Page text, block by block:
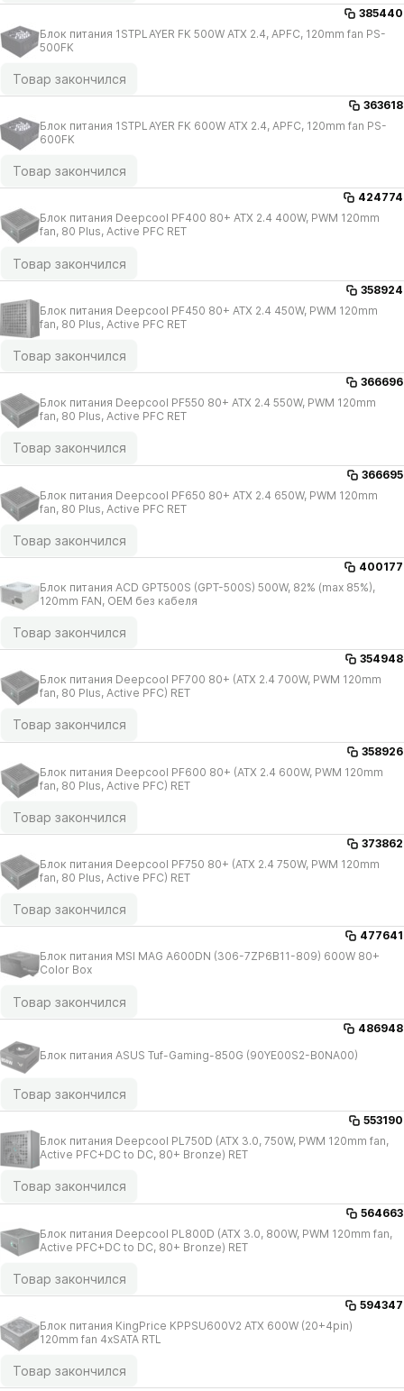
385440
Блок питания 1STPLAYER FK 500W ATX 2.4, APFC, 120mm fan PS-
500FK
Товар закончился
363618
Блок питания 1STPLAYER FK 600W ATX 2.4, APFC, 120mm fan PS-
600FK
Товар закончился
424774
Блок питания Deepcool PF400 80+ ATX 2.4 400W, PWM 120mm
fan, 80 Plus, Active PFC RET
Товар закончился
358924
Блок питания Deepcool PF450 80+ ATX 2.4 450W, PWM 120mm
fan, 80 Plus, Active PFC RET
Товар закончился
366696
Блок питания Deepcool PF550 80+ ATX 2.4 550W, PWM 120mm
fan, 80 Plus, Active PFC RET
Товар закончился
366695
Блок питания Deepcool PF650 80+ ATX 2.4 650W, PWM 120mm
fan, 80 Plus, Active PFC RET
Товар закончился
400177
Блок питания ACD GPT500S (GPT-500S) 500W, 82% (max 85%),
120mm FAN, OEM без кабеля
Товар закончился
354948
Блок питания Deepcool PF700 80+ (ATX 2.4 700W, PWM 120mm
fan, 80 Plus, Active PFC) RET
Товар закончился
358926
Блок питания Deepcool PF600 80+ (ATX 2.4 600W, PWM 120mm
fan, 80 Plus, Active PFC) RET
Товар закончился
373862
Блок питания Deepcool PF750 80+ (ATX 2.4 750W, PWM 120mm
fan, 80 Plus, Active PFC) RET
Товар закончился
477641
Блок питания MSI MAG A600DN (306-7ZP6B11-809) 600W 80+
Color Box
Товар закончился
486948
Блок питания ASUS Tuf-Gaming-850G (90YE00S2-B0NA00)
Товар закончился
553190
Блок питания Deepcool PL750D (ATX 3.0, 750W, PWM 120mm fan,
Active PFC+DC to DC, 80+ Bronze) RET
Товар закончился
564663
Блок питания Deepcool PL800D (ATX 3.0, 800W, PWM 120mm fan,
Active PFC+DC to DC, 80+ Bronze) RET
Товар закончился
594347
Блок питания KingPrice KPPSU600V2 ATX 600W (20+4pin)
120mm fan 4xSATA RTL
Товар закончился